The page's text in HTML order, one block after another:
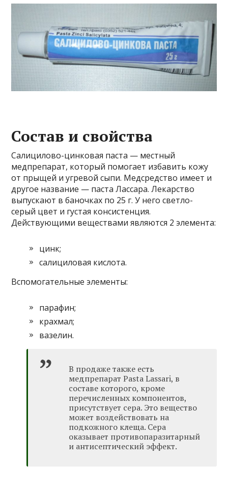
Состав и свойства
Салицилово-цинковая паста — местный
медпрепарат, который помогает избавить кожу
от прыщей и угревой сыпи. Медсредство имеет и
другое название — паста Лассара. Лекарство
выпускают в баночках по 25 г. У него светло-
серый цвет и густая консистенция.
Действующими веществами являются 2 элемента:
цинк;
салициловая кислота.
Вспомогательные элементы:
парафин;
крахмал;
вазелин.
В продаже также есть
медпрепарат Pasta Lassari, в
составе которого, кроме
перечисленных компонентов,
присутствует сера. Это вещество
может воздействовать на
подкожного клеща. Сера
оказывает противопаразитарный
и антисептический эффект.